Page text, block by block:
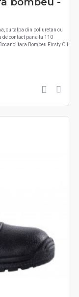
cu talpa din poliuretan cu
contact pana la 110
fara Bombeu Firsty O1